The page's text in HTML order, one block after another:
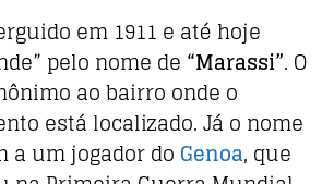
em 1911 e até hoje
pelo nome de “Marassi”. O
ao bairro onde o
está localizado. Já o nome
a um jogador do Genoa, que